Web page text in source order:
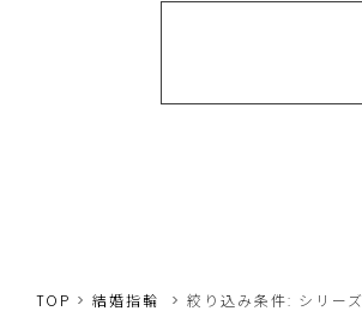
TOP 結婚指輪 絞り込み条件: シリーズ